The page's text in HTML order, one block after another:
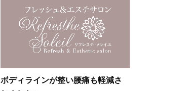
ボディラインが整い腰痛も軽減さ